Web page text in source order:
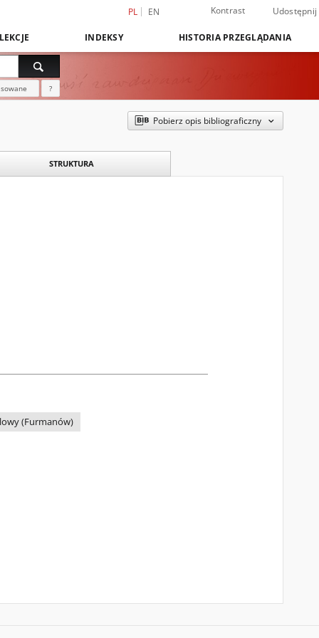
PL EN Kontrast Udostępnij
INDEKSY HISTORIA PRZEGLĄDANIA
?
Pobierz opis bibliograficzny
STRUKTURA
(Furmanów)